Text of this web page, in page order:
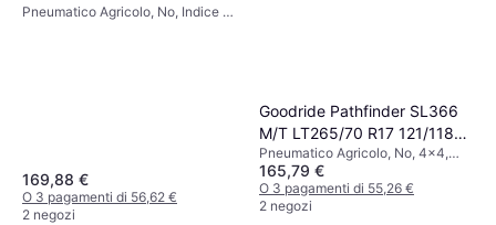
Pneumatico Agricolo, No, Indice di
169,88 €
O 3 pagamenti di 56,62 €
2 negozi
Goodride Pathfinder SL366
M/T LT265/70 R17 121/118Q
10PR, POR OWL
Pneumatico Agricolo, No, 4x4,
Auto Passeggeri, Profilo 70 %
165,79 €
O 3 pagamenti di 55,26 €
2 negozi